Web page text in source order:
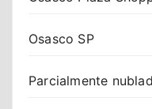
Osasco SP
Parcialmente